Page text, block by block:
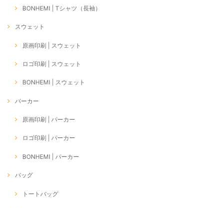
BONHEMI | Tシャツ（長袖）
スウェット
原画印刷 | スウェット
ロゴ印刷 | スウェット
BONHEMI | スウェット
パーカー
原画印刷 | パーカー
ロゴ印刷 | パーカー
BONHEMI | パーカー
バッグ
トートバッグ